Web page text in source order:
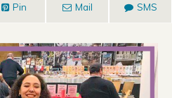
Pin Mail SMS